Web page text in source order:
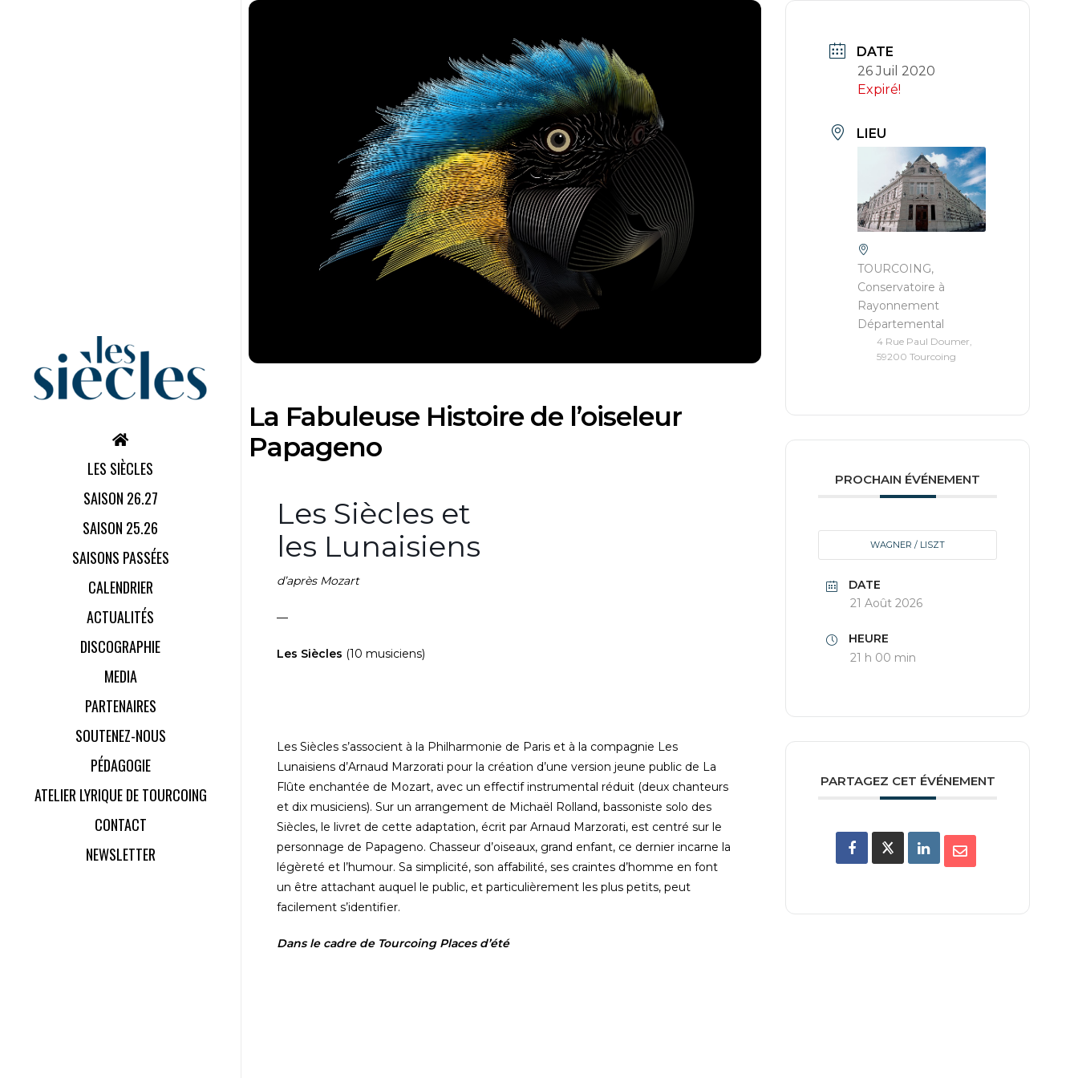
LES SIÈCLES
SAISON 26.27
SAISON 25.26
SAISONS PASSÉES
CALENDRIER
ACTUALITÉS
DISCOGRAPHIE
MEDIA
PARTENAIRES
SOUTENEZ-NOUS
PÉDAGOGIE
ATELIER LYRIQUE DE TOURCOING
CONTACT
NEWSLETTER
La Fabuleuse Histoire de l’oiseleur
Papageno
Les Siècles et
les Lunaisiens
d’après Mozart
—
Les Siècles (10 musiciens)
Les Siècles s’associent à la Philharmonie de Paris et à la compagnie Les
Lunaisiens d’Arnaud Marzorati pour la création d’une version jeune public de La
Flûte enchantée de Mozart, avec un effectif instrumental réduit (deux chanteurs
et dix musiciens). Sur un arrangement de Michaël Rolland, bassoniste solo des
Siècles, le livret de cette adaptation, écrit par Arnaud Marzorati, est centré sur le
personnage de Papageno. Chasseur d’oiseaux, grand enfant, ce dernier incarne la
légèreté et l’humour. Sa simplicité, son affabilité, ses craintes d’homme en font
un être attachant auquel le public, et particulièrement les plus petits, peut
facilement s’identifier.
Dans le cadre de Tourcoing Places d’été
DATE
26 Juil 2020
Expiré!
LIEU
TOURCOING,
Conservatoire à
Rayonnement
Départemental
4 Rue Paul Doumer,
59200 Tourcoing
PROCHAIN ÉVÉNEMENT
WAGNER / LISZT
DATE
21 Août 2026
HEURE
21 h 00 min
PARTAGEZ CET ÉVÉNEMENT